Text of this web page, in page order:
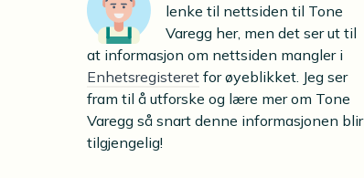
lenke til nettsiden til Tone
Varegg her, men det ser ut til
at informasjon om nettsiden mangler i
Enhetsregisteret for øyeblikket. Jeg ser
fram til å utforske og lære mer om Tone
Varegg så snart denne informasjonen blir
tilgjengelig!